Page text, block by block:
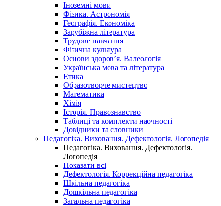
Іноземні мови
Фізика. Астрономія
Географія. Економіка
Зарубіжна література
Трудове навчання
Фізична культура
Основи здоров’я. Валеологія
Українська мова та література
Етика
Образотворче мистецтво
Математика
Хімія
Історія. Правознавство
Таблиці та комплекти наочності
Довідники та словники
Педагогіка. Виховання. Дефектологія. Логопедія
Педагогіка. Виховання. Дефектологія.
Логопедія
Показати всі
Дефектологія. Коррекційна педагогіка
Шкільна педагогіка
Дошкільна педагогіка
Загальна педагогіка